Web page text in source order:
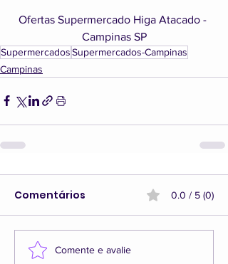
Ofertas Supermercado Higa Atacado -
Campinas SP
SupermercadosSupermercados-Campinas
Campinas
Comentários 0.0 / 5 (0)
Comente e avalie